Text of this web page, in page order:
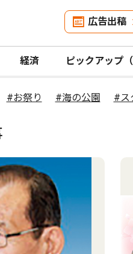
広告出稿
経済 ピックアップ（
#お祭り #海の公園 #ス